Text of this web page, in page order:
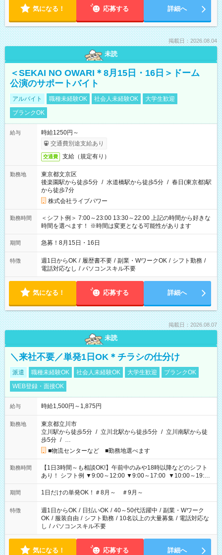
気になる！ 応募する 詳細へ
掲載日：2026.08.04
未読
＜SEKAI NO OWARI＊8月15日・16日＞ドーム
公演のサポートバイト
アルバイト 職種未経験OK 社会人未経験OK
大学生歓迎
ブランクOK
給与
時給1250円～
交通費別途支給あり
交通費 支給（規定有り）
勤務地
東京都文京区
後楽園駅から徒歩5分 / 水道橋駅から徒歩5分 / 春日(東京都)駅
から徒歩7分
株式会社ライブパワー
勤務時間
＜シフト例＞ 7:00～23:00 13:30～22:00 上記の時間から好きな
時間を選べます！ ※時間は変更となる可能性があります
期間 急募！8月15日・16日
特徴 週1日からOK / 履歴書不要 / 副業・WワークOK / シフト勤務 /
電話対応なし / パソコンスキル不要
気になる！ 応募する 詳細へ
掲載日：2026.08.07
未読
＼来社不要／単発1日OK＊チラシの仕分け
派遣 職種未経験OK 社会人未経験OK 大学生歓迎
ブランクOK
WEB登録・面接OK
給与 時給1,500円～1,875円
勤務地
東京都立川市
立川駅から徒歩5分 / 立川北駅から徒歩5分 / 立川南駅から徒
歩5分 / …
■物流センターなど ■勤務地選べます
勤務時間
【1日3時間～も相談OK!】午前中のみや18時以降などのシフト
あり！ シフト例 ▼9:00～12:00 ▼9:00～17:00 ▼10:00～19:00
▼18:00～21:00
期間 1日だけの単発OK！＃8月～ ＃9月～
特徴 週1日からOK / 日払いOK / 40～50代活躍中 / 副業・Wワーク
OK / 服装自由 / シフト勤務 / 10名以上の大量募集 / 電話対応な
し / パソコンスキル不要
気になる！ 応募する 詳細へ